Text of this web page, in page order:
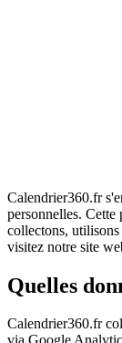
Calendrier360.fr
personnelles.
collectons,
visitez notre site
Quelles
Calendrier360.fr